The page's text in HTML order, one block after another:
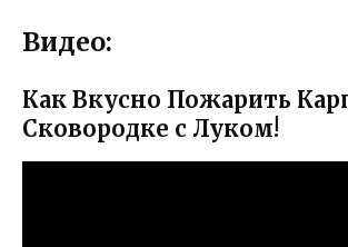
Видео:
Как Вкусно Пожарить
Сковородке с Луком!